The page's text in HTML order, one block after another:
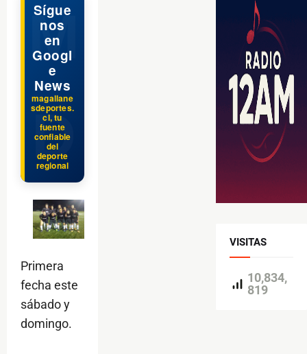
Sígue
nos
en
Googl
e
News
magallane
sdeportes.
cl, tu
fuente
confiable
del
deporte
regional
Primera
fecha este
sábado y
domingo.
VISITAS
10,834,
819